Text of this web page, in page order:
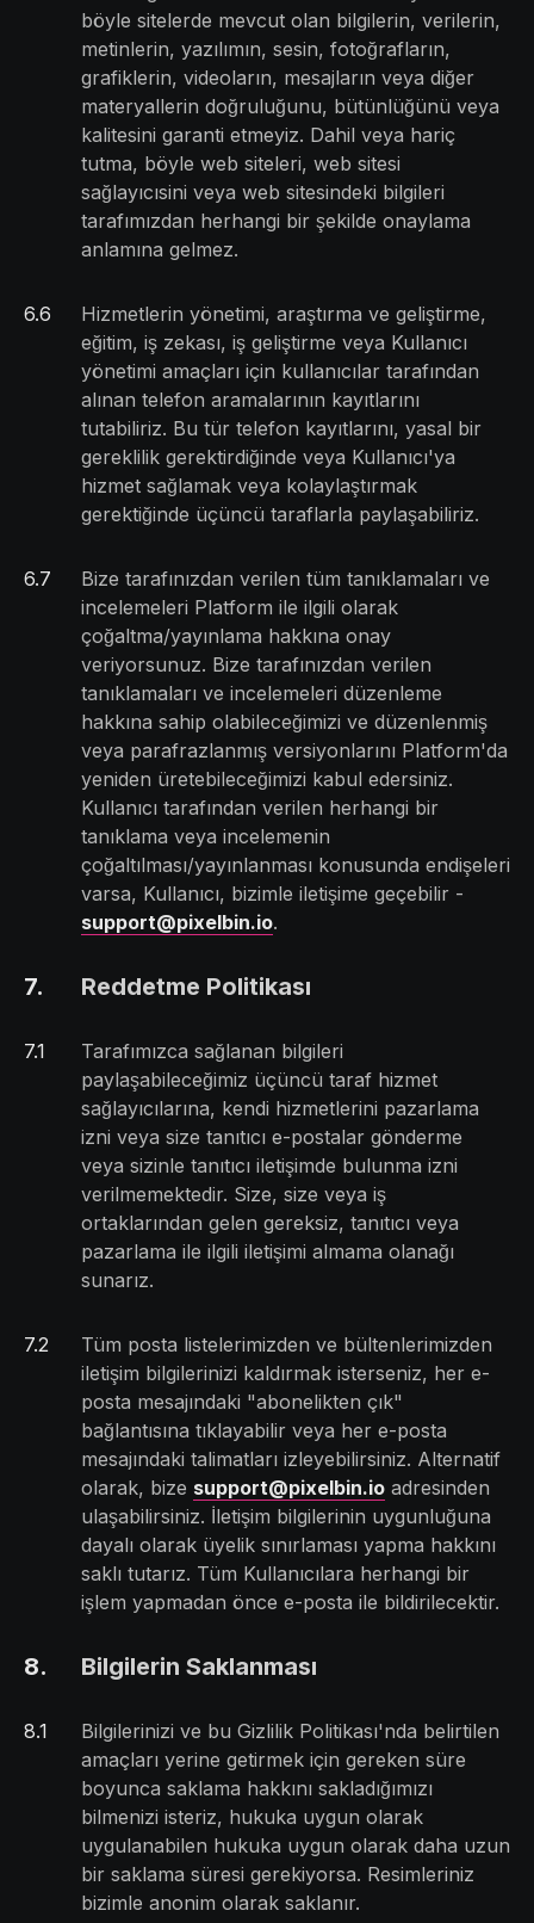
böyle sitelerde mevcut olan bilgilerin, verilerin,
metinlerin, yazılımın, sesin, fotoğrafların,
grafiklerin, videoların, mesajların veya diğer
materyallerin doğruluğunu, bütünlüğünü veya
kalitesini garanti etmeyiz. Dahil veya hariç
tutma, böyle web siteleri, web sitesi
sağlayıcısini veya web sitesindeki bilgileri
tarafımızdan herhangi bir şekilde onaylama
anlamına gelmez.
6.6
Hizmetlerin yönetimi, araştırma ve geliştirme,
eğitim, iş zekası, iş geliştirme veya Kullanıcı
yönetimi amaçları için kullanıcılar tarafından
alınan telefon aramalarının kayıtlarını
tutabiliriz. Bu tür telefon kayıtlarını, yasal bir
gereklilik gerektirdiğinde veya Kullanıcı'ya
hizmet sağlamak veya kolaylaştırmak
gerektiğinde üçüncü taraflarla paylaşabiliriz.
6.7
Bize tarafınızdan verilen tüm tanıklamaları ve
incelemeleri Platform ile ilgili olarak
çoğaltma/yayınlama hakkına onay
veriyorsunuz. Bize tarafınızdan verilen
tanıklamaları ve incelemeleri düzenleme
hakkına sahip olabileceğimizi ve düzenlenmiş
veya parafrazlanmış versiyonlarını Platform'da
yeniden üretebileceğimizi kabul edersiniz.
Kullanıcı tarafından verilen herhangi bir
tanıklama veya incelemenin
çoğaltılması/yayınlanması konusunda endişeleri
varsa, Kullanıcı, bizimle iletişime geçebilir -
support@pixelbin.io.
7. Reddetme Politikası
7.1
Tarafımızca sağlanan bilgileri
paylaşabileceğimiz üçüncü taraf hizmet
sağlayıcılarına, kendi hizmetlerini pazarlama
izni veya size tanıtıcı e-postalar gönderme
veya sizinle tanıtıcı iletişimde bulunma izni
verilmemektedir. Size, size veya iş
ortaklarından gelen gereksiz, tanıtıcı veya
pazarlama ile ilgili iletişimi almama olanağı
sunarız.
7.2
Tüm posta listelerimizden ve bültenlerimizden
iletişim bilgilerinizi kaldırmak isterseniz, her e-
posta mesajındaki "abonelikten çık"
bağlantısına tıklayabilir veya her e-posta
mesajındaki talimatları izleyebilirsiniz. Alternatif
olarak, bize support@pixelbin.io adresinden
ulaşabilirsiniz. İletişim bilgilerinin uygunluğuna
dayalı olarak üyelik sınırlaması yapma hakkını
saklı tutarız. Tüm Kullanıcılara herhangi bir
işlem yapmadan önce e-posta ile bildirilecektir.
8. Bilgilerin Saklanması
8.1
Bilgilerinizi ve bu Gizlilik Politikası'nda belirtilen
amaçları yerine getirmek için gereken süre
boyunca saklama hakkını sakladığımızı
bilmenizi isteriz, hukuka uygun olarak
uygulanabilen hukuka uygun olarak daha uzun
bir saklama süresi gerekiyorsa. Resimleriniz
bizimle anonim olarak saklanır.